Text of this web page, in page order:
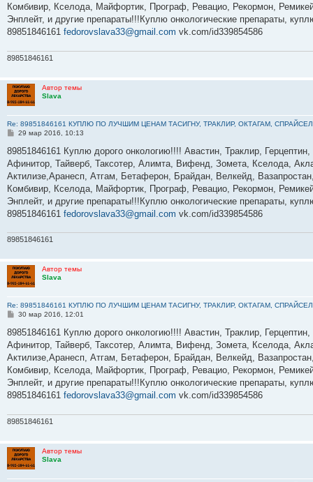
и
е
Комбивир, Кселода, Майфортик, Програф, Ревацио, Рекормон,
Энплейт, и другие препараты!!!Куплю онкологические препараты,
89851846161 fedorovslava33@gmail.com vk.com/id339854586
89851846161
Автор темы
Slava
Re: 89851846161 КУПЛЮ ПО ЛУЧШИМ ЦЕНАМ ТАСИГНУ, ТРАКЛИР, ОКТАГАМ,
С
о
щ
е
и
е
29 мар 2016, 10:13
89851846161 Куплю дорого онкологию!!!! Авастин, Траклир,
Афинитор, Тайверб, Таксотер, Алимта, Вифенд, Зомета, Кселода,
Актилизе,Аранесп, Атгам, Бетаферон, Брайдан, Велкейд,
Комбивир, Кселода, Майфортик, Програф, Ревацио, Рекормон,
Энплейт, и другие препараты!!!Куплю онкологические препараты,
89851846161 fedorovslava33@gmail.com vk.com/id339854586
89851846161
Автор темы
Slava
Re: 89851846161 КУПЛЮ ПО ЛУЧШИМ ЦЕНАМ ТАСИГНУ, ТРАКЛИР, ОКТАГАМ,
С
о
щ
е
и
е
30 мар 2016, 12:01
89851846161 Куплю дорого онкологию!!!! Авастин, Траклир,
Афинитор, Тайверб, Таксотер, Алимта, Вифенд, Зомета, Кселода,
Актилизе,Аранесп, Атгам, Бетаферон, Брайдан, Велкейд,
Комбивир, Кселода, Майфортик, Програф, Ревацио, Рекормон,
Энплейт, и другие препараты!!!Куплю онкологические препараты,
89851846161 fedorovslava33@gmail.com vk.com/id339854586
89851846161
Автор темы
Slava